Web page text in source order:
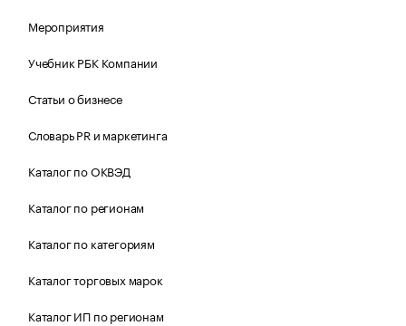
Мероприятия
Учебник РБК Компании
Статьи о бизнесе
Словарь PR и маркетинга
Каталог по ОКВЭД
Каталог по регионам
Каталог по категориям
Каталог торговых марок
Каталог ИП по регионам